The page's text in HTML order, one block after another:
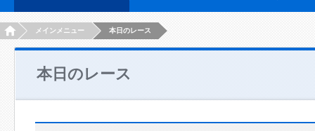
HOMEメインメニュー 本日のレース
本日のレース